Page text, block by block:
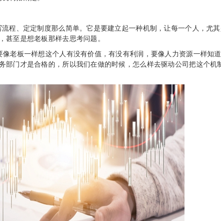
、定定制度那么简单。它是要建立起一种机制，让每一个人，尤
至是想老板那样去思考问题。
板一样想这个人有没有价值，有没有利润，要像人力资源一样知
部门才是合格的，所以我们在做的时候，怎么样去驱动公司把这个机